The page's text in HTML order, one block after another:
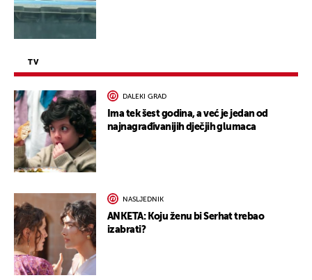
TV
DALEKI GRAD
Ima tek šest godina, a već je jedan od
najnagrađivanijih dječjih glumaca
NASLJEDNIK
ANKETA: Koju ženu bi Serhat trebao
izabrati?